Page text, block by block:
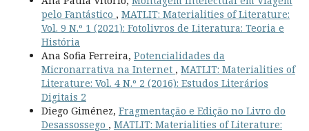
pelo Fantástico , MATLIT: Materialities of Literature:
Vol. 9 N.º 1 (2021): Fotolivros de Literatura: Teoria e
História
Ana Sofia Ferreira, Potencialidades da
Micronarrativa na Internet , MATLIT: Materialities of
Literature: Vol. 4 N.º 2 (2016): Estudos Literários
Digitais 2
Diego Giménez, Fragmentação e Edição no Livro do
Desassossego , MATLIT: Materialities of Literature: